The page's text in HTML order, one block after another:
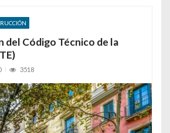
del Código Técnico de la
3518